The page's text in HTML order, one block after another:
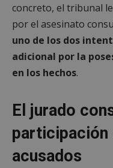
concreto, el tribunal
por el asesinato
uno de los dos
adicional por la
en los hechos.
El jurado
participación
acusados